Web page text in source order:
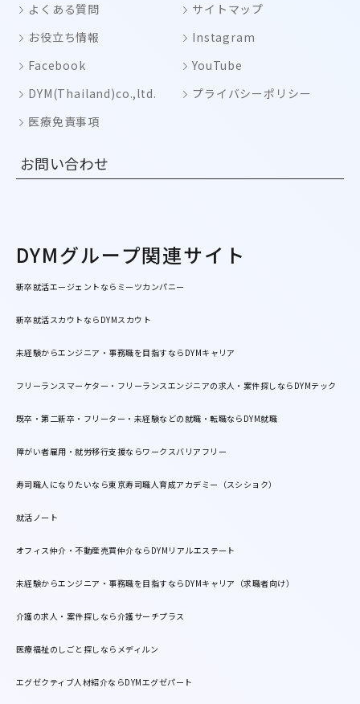
よくある質問
サイトマップ
お役立ち情報
Instagram
Facebook
YouTube
DYM(Thailand)co.,ltd.
プライバシーポリシー
医療免責事項
お問い合わせ
DYMグループ関連サイト
新卒就活エージェントならミーツカンパニー
新卒就活スカウトならDYMスカウト
未経験からエンジニア・事務職を目指すならDYMキャリア
フリーランスマーケター・フリーランスエンジニアの求人・案件探しならDYMテック
既卒・第二新卒・フリーター・未経験などの就職・転職ならDYM就職
障がい者雇用・就労移行支援ならワークスバリアフリー
寿司職人になりたいなら東京寿司職人育成アカデミー（スシショク）
就活ノート
オフィス仲介・不動産売買仲介ならDYMリアルエステート
未経験からエンジニア・事務職を目指すならDYMキャリア（求職者向け）
介護の求人・案件探しなら介護サーチプラス
医療福祉のしごと探しならメディルン
エグゼクティブ人材紹介ならDYMエグゼパート